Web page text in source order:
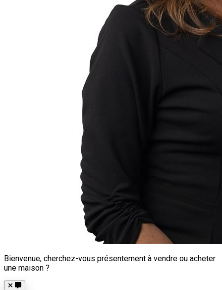
Bienvenue, cherchez-vous présentement à vendre ou acheter
une maison ?